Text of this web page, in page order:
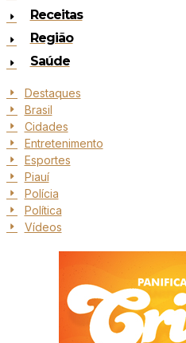
Receitas
Região
Saúde
Destaques
Brasil
Cidades
Entretenimento
Esportes
Piauí
Polícia
Política
Vídeos